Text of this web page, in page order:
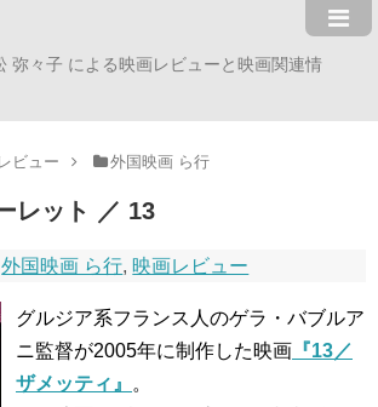
弥々子 による映画レビューと映画関連情
ビュー 外国映画 ら行
レット ／ 13
外国映画 ら行, 映画レビュー
グルジア系フランス人のゲラ・バブルア
ニ監督が2005年に制作した映画 『13／
ザメッティ』
。